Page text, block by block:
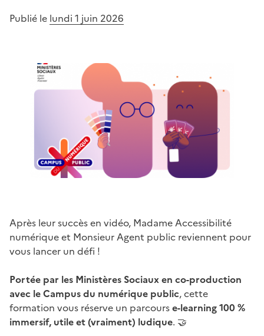
Publié le lundi 1 juin 2026
Après leur succès en vidéo, Madame Accessibilité
numérique et Monsieur Agent public reviennent pour
vous lancer un défi !
Portée par les Ministères Sociaux en co-production
avec le Campus du numérique public, cette
formation vous réserve un parcourse-learning 100 %
immersif, utile et (vraiment) ludique. 🤝